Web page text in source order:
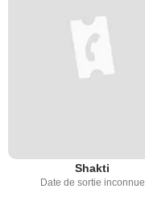
Shakti
Date de sortie inconnue